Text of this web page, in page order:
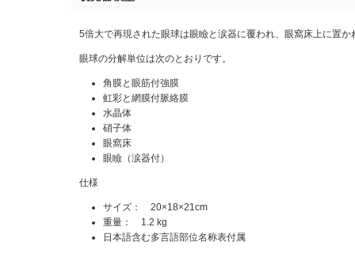
5倍大で再現された眼球は眼瞼と涙器に覆われ、眼窩床上に置か
眼球の分解単位は次のとおりです。
角膜と眼筋付強膜
虹彩と網膜付脈絡膜
水晶体
硝子体
眼窩床
眼瞼（涙器付）
仕様
サイズ： 20×18×21cm
重量： 1.2 kg
日本語含む多言語部位名称表付属